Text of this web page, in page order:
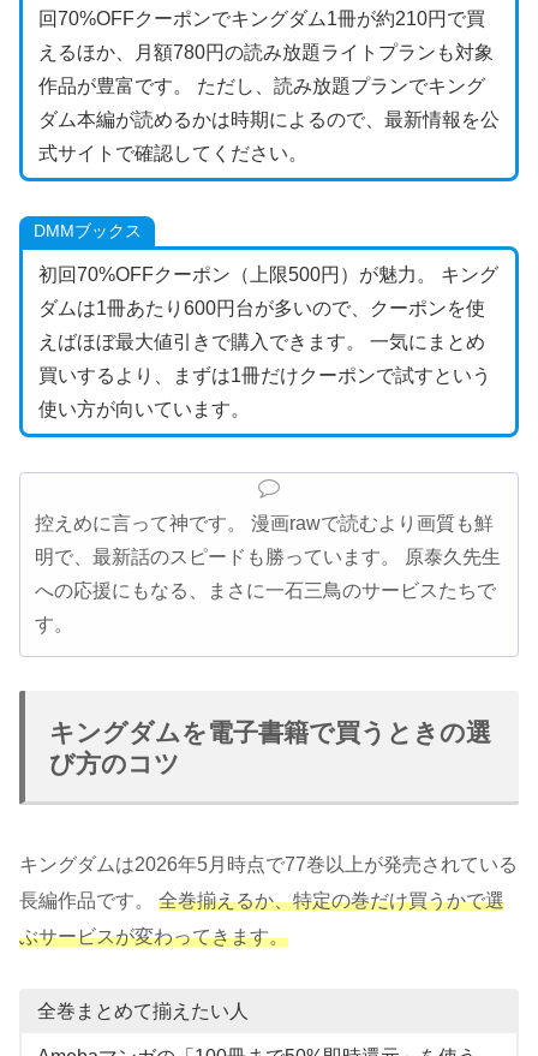
回70%OFFクーポンでキングダム1冊が約210円で買
えるほか、月額780円の読み放題ライトプランも対象
作品が豊富です。 ただし、読み放題プランでキング
ダム本編が読めるかは時期によるので、最新情報を公
式サイトで確認してください。
DMMブックス
初回70%OFFクーポン（上限500円）が魅力。 キング
ダムは1冊あたり600円台が多いので、クーポンを使
えばほぼ最大値引きで購入できます。 一気にまとめ
買いするより、まずは1冊だけクーポンで試すという
使い方が向いています。
控えめに言って神です。 漫画rawで読むより画質も鮮
明で、最新話のスピードも勝っています。 原泰久先生
への応援にもなる、まさに一石三鳥のサービスたちで
す。
キングダムを電子書籍で買うときの選
び方のコツ
キングダムは2026年5月時点で77巻以上が発売されている
長編作品です。 全巻揃えるか、特定の巻だけ買うかで選
ぶサービスが変わってきます。
全巻まとめて揃えたい人